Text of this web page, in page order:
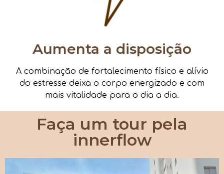
Aumenta a disposição
A combinação de fortalecimento físico e alívio
do estresse deixa o corpo energizado e com
mais vitalidade para o dia a dia.
Faça um tour pela
innerflow